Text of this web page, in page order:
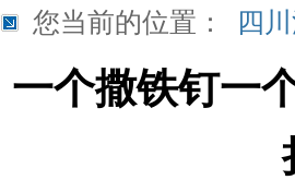
您当前的位置： 四
一个撒铁钉一